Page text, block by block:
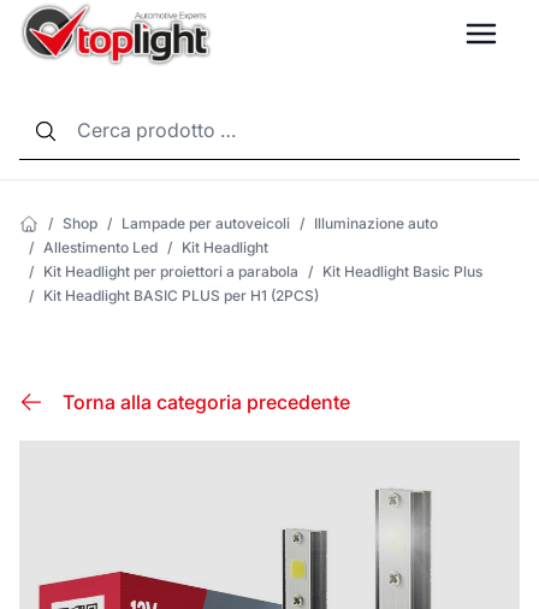
/ Shop / Lampade per autoveicoli / Illuminazione auto
/ Allestimento Led / Kit Headlight
/ Kit Headlight per proiettori a parabola / Kit Headlight Basic Plus
/ Kit Headlight BASIC PLUS per H1 (2PCS)
Torna alla categoria precedente